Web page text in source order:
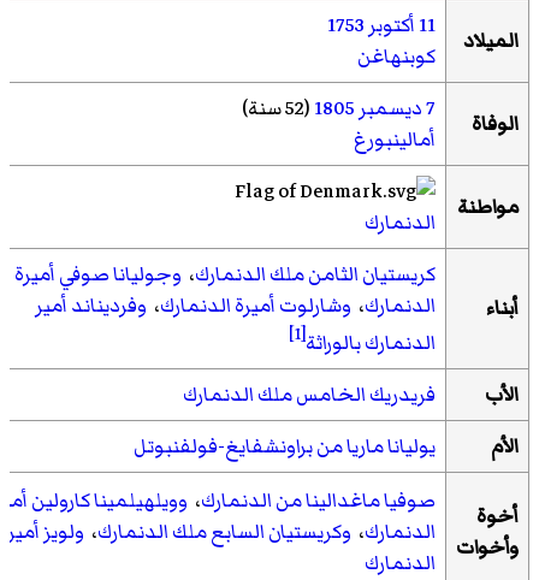
الميلاد 11 أكتوبر
1753
كوبنهاغن
الوفاة 7 ديسمبر 1805(52 سنة)
أمالينبورغ
مواطنة الدنمارك
أبناء
كريستيان الثامن ملك الدنمارك، وجوليانا صوفي أميرة
الدنمارك، وشارلوت أميرة الدنمارك، وفرديناند أمير
الدنمارك بالوراثة[1]
الأب
فريدريك الخامس ملك الدنمارك
الأم
يوليانا ماريا من براونشفايغ-فولفنبوتل
أخوة
وأخوات
صوفيا ماغدالينا من الدنمارك، وويلهيلمينا كارولين
الدنمارك، وكريستيان السابع ملك الدنمارك، ولويز أميرة
الدنمارك